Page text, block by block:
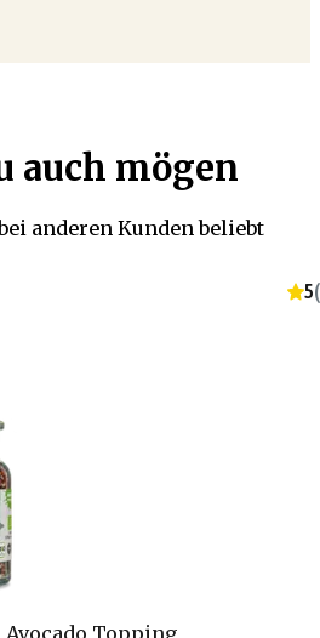
auch mögen
anderen Kunden beliebt
5(